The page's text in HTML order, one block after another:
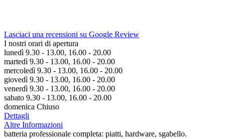
Lasciaci una recensioni su Google Review
I nostri orari di apertura
lunedì 9.30 - 13.00, 16.00 - 20.00
martedì 9.30 - 13.00, 16.00 - 20.00
mercoledì 9.30 - 13.00, 16.00 - 20.00
giovedì 9.30 - 13.00, 16.00 - 20.00
venerdì 9.30 - 13.00, 16.00 - 20.00
sabato 9.30 - 13.00, 16.00 - 20.00
domenica Chiuso
Dettagli
Altre Informazioni
batteria professionale completa: piatti, hardware, sgabello.